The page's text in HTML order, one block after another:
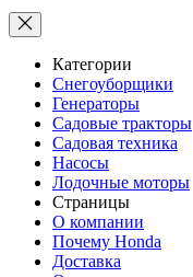
Категории
Снегоуборщики
Генераторы
Садовые тракторы
Садовая техника
Насосы
Лодочные моторы
Страницы
О компании
Почему Honda
Доставка